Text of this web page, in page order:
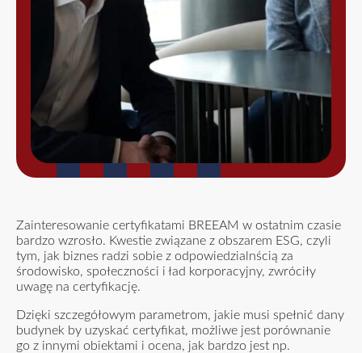
Zainteresowanie certyfikatami BREEAM w ostatnim czasie
bardzo wzrosło. Kwestie związane z obszarem ESG, czyli
tym, jak biznes radzi sobie z odpowiedzialnścią za
środowisko, społeczności i ład korporacyjny, zwróciły
uwagę na certyfikację.
Dzięki szczegółowym parametrom, jakie musi spełnić dany
budynek by uzyskać certyfikat, możliwe jest porównanie
go z innymi obiektami i ocena, jak bardzo jest np.